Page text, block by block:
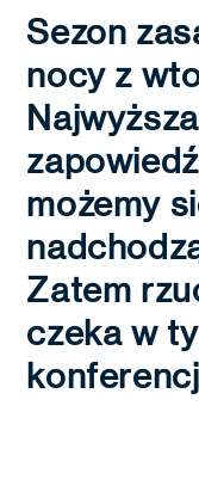
Sezon
nocy z
możemy
Zatem
czeka w